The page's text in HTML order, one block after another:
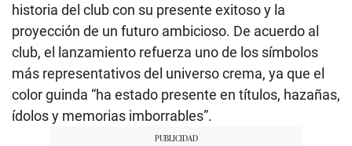
historia del club con su presente exitoso y la
proyección de un futuro ambicioso. De acuerdo al
club, el lanzamiento refuerza uno de los símbolos
más representativos del universo crema, ya que el
color guinda “ha estado presente en títulos, hazañas,
ídolos y memorias imborrables”.